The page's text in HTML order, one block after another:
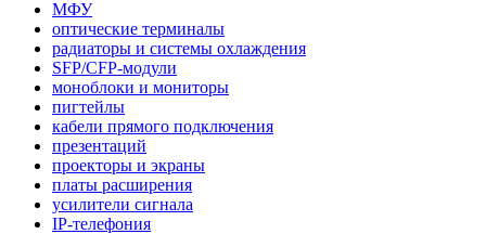
МФУ
оптические терминалы
радиаторы и системы охлаждения
SFP/CFP-модули
моноблоки и мониторы
пигтейлы
кабели прямого подключения
презентаций
проекторы и экраны
платы расширения
усилители сигнала
IP-телефония